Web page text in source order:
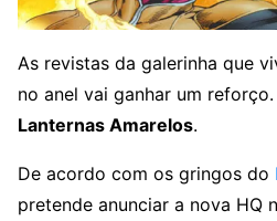
As revistas da galerinha que
no anel vai ganhar um
Lanternas Amarelos.
De acordo com os gringos do
pretende anunciar a nova HQ